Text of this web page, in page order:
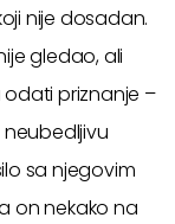
nije dosadan.
gledao, ali
priznanje –
sa njegovim
on nekako na